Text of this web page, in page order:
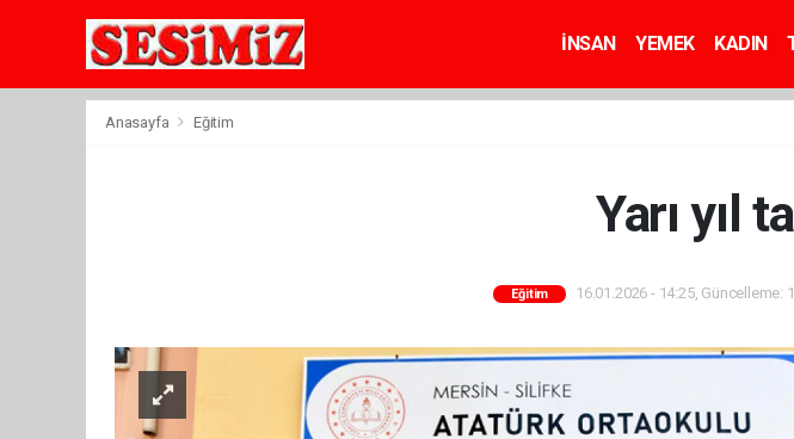
İNSAN YEMEK KADIN
Anasayfa Eğitim
Yarı yıl
Eğitim 16.01.2026 - 14:25, Güncelleme: